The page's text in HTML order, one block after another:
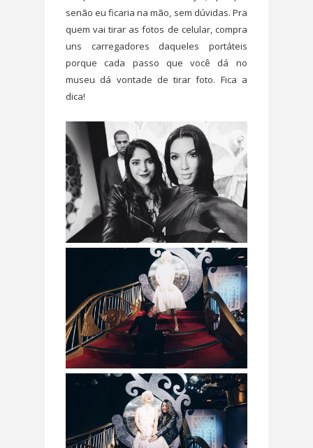
senão eu ficaria na mão, sem dúvidas. Pra
quem vai tirar as fotos de celular, compra
uns carregadores daqueles portáteis
porque cada passo que você dá no
museu dá vontade de tirar foto. Fica a
dica!